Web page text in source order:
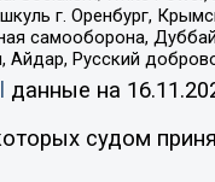
г. Оренбург,
самооборона,
Русский
данные на
судом